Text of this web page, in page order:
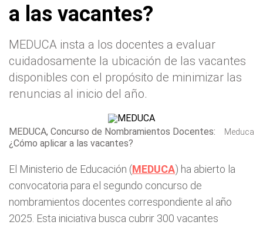
a las vacantes?
MEDUCA insta a los docentes a evaluar
cuidadosamente la ubicación de las vacantes
disponibles con el propósito de minimizar las
renuncias al inicio del año.
MEDUCA, Concurso de Nombramientos Docentes:
¿Cómo aplicar a las vacantes?
Meduca
El Ministerio de Educación (MEDUCA) ha abierto la
convocatoria para el segundo concurso de
nombramientos docentes correspondiente al año
2025. Esta iniciativa busca cubrir 300 vacantes